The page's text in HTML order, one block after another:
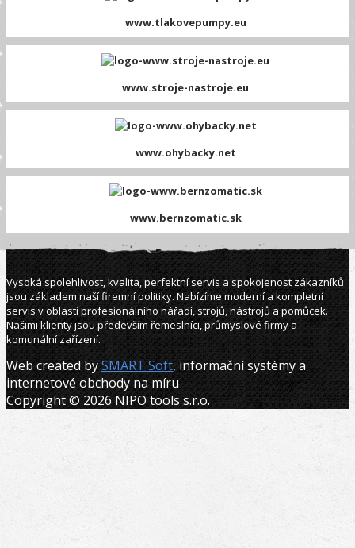
www.tlakovepumpy.eu
www.stroje-nastroje.eu
www.ohybacky.net
www.bernzomatic.sk
Vysoká spolehlivost, kvalita, perfektní servis a spokojenost zákazníků
jsou základem naší firemní politiky. Nabízíme moderní a kompletní
servis v oblasti profesionálního nářadí, strojů, nástrojů a pomůcek.
Našimi klienty jsou především řemeslníci, průmyslové firmy a
komunální zařízení.
Web created bySMART Soft, informační systémy a
internetové obchody na míru
Copyright © 2026 NIPO tools s.r.o.